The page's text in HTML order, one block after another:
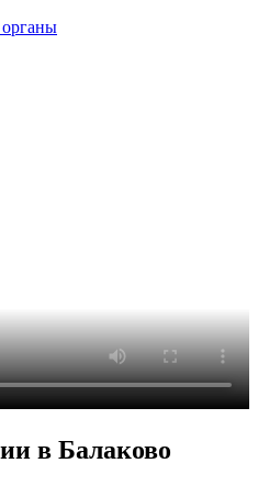
в Балаково